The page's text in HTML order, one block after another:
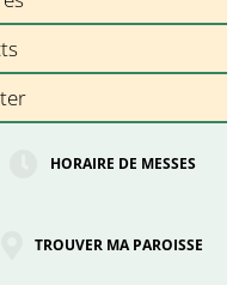
HORAIRE DE MESSES
TROUVER MA PAROISSE